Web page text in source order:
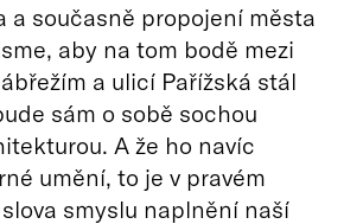
a současně propojení města
aby na tom bodě mezi
a ulicí Pařížská stál
sám o sobě sochou
A že ho navíc
umění, to je v pravém
smyslu naplnění naší